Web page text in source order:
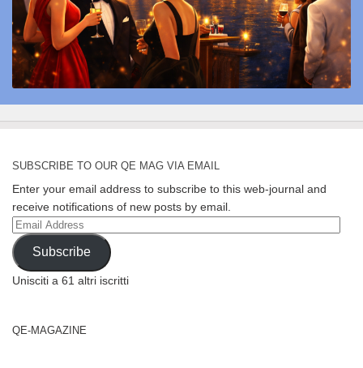
SUBSCRIBE TO OUR QE MAG VIA EMAIL
Enter your email address to subscribe to this web-journal and
receive notifications of new posts by email.
Email
Address
Subscribe
Unisciti a 61 altri iscritti
QE-MAGAZINE